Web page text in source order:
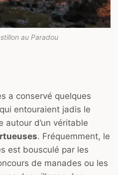
au Paradou
a conservé quelques
qui entouraient jadis le
autour d’un véritable
. Fréquemment, le
est bousculé par les
de manades ou les